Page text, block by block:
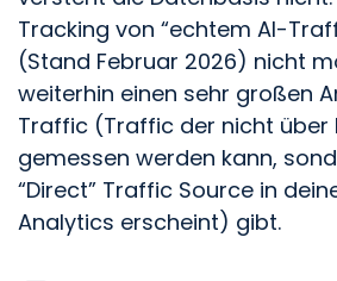
Tracking von “echtem AI-
(Stand Februar 2026) nicht
weiterhin einen sehr großen
Traffic (Traffic der nicht über
gemessen werden kann,
“Direct” Traffic Source in
Analytics erscheint) gibt.